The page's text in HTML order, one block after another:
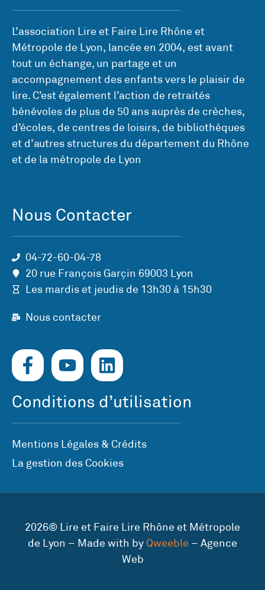
L’association Lire et Faire Lire Rhône et
Métropole de Lyon, lancée en 2004, est avant
tout un échange, un partage et un
accompagnement des enfants vers le plaisir de
lire. C’est également l’action de retraités
bénévoles de plus de 50 ans auprès de crèches,
d’écoles, de centres de loisirs, de bibliothèques
et d’autres structures du département du Rhône
et de la métropole de Lyon
Nous Contacter
04-72-60-04-78
20 rue François Garçin 69003 Lyon
Les mardis et jeudis de 13h30 à 15h30
Nous contacter
Conditions d’utilisation
Mentions Légales & Crédits
La gestion des Cookies
2026© Lire et Faire Lire Rhône et Métropole
de Lyon – Made with by Qweeble – Agence
Web